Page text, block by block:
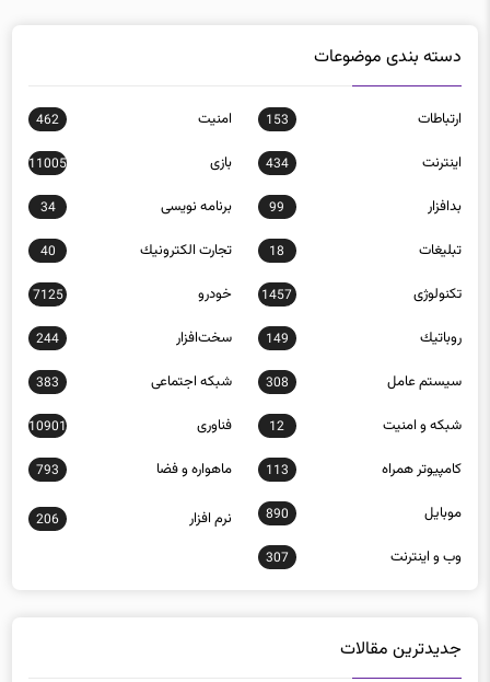
دسته بندی موضوعات
ارتباطات 153 امنيت 462
اينترنت 434 بازی 11005
بدافزار 99 برنامه نويسی 34
تبلیغات 18 تجارت الكترونيك 40
تکنولوژی 1457 خودرو 7125
روباتيك 149 سخت‌افزار 244
سيستم عامل 308 شبكه اجتماعی 383
شبكه و امنيت 12 فناوری 10901
كامپيوتر همراه 113 ماهواره و فضا 793
موبايل 890 نرم افزار 206
وب و اينترنت 307
جدیدترین مقالات